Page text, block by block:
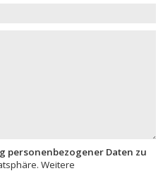
personenbezogener Daten zu
Weitere